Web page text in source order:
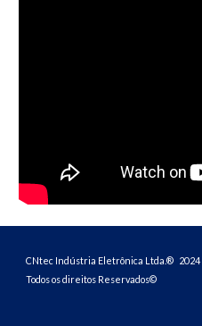
CNtec Indústria Eletrônica Ltda.® 2024
Todos os direitos Reservados©